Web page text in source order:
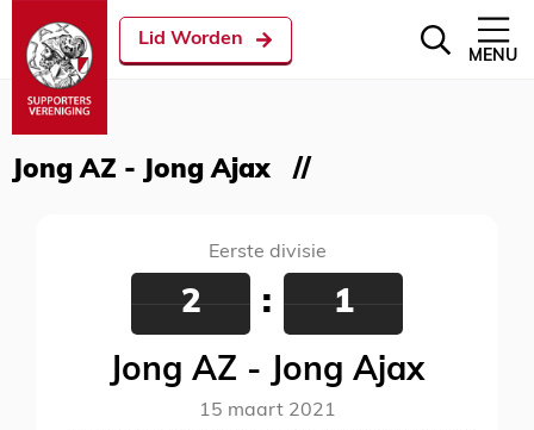
Lid Worden
MENU
Jong AZ - Jong Ajax
Eerste divisie
2 : 1
Jong AZ - Jong Ajax
15 maart 2021